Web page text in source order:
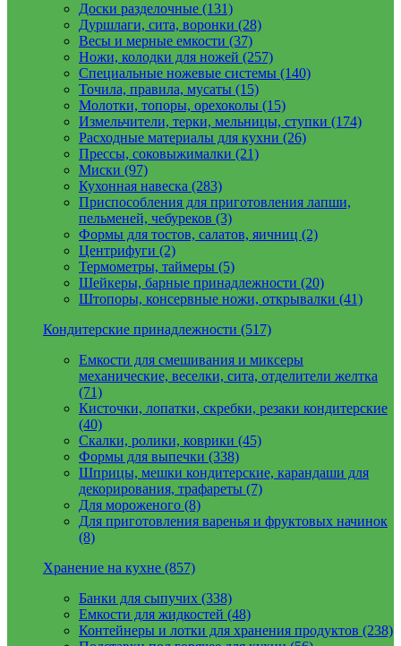
Доски разделочные (131)
Дуршлаги, сита, воронки (28)
Весы и мерные емкости (37)
Ножи, колодки для ножей (257)
Специальные ножевые системы (140)
Точила, правила, мусаты (15)
Молотки, топоры, орехоколы (15)
Измельчители, терки, мельницы, ступки (174)
Расходные материалы для кухни (26)
Прессы, соковыжималки (21)
Миски (97)
Кухонная навеска (283)
Приспособления для приготовления лапши,
пельменей, чебуреков (3)
Формы для тостов, салатов, яичниц (2)
Центрифуги (2)
Термометры, таймеры (5)
Шейкеры, барные принадлежности (20)
Штопоры, консервные ножи, открывалки (41)
Кондитерские принадлежности (517)
Емкости для смешивания и миксеры
механические, веселки, сита, отделители желтка
(71)
Кисточки, лопатки, скребки, резаки кондитерские
(40)
Скалки, ролики, коврики (45)
Формы для выпечки (338)
Шприцы, мешки кондитерские, карандаши для
декорирования, трафареты (7)
Для мороженого (8)
Для приготовления варенья и фруктовых начинок
(8)
Хранение на кухне (857)
Банки для сыпучих (338)
Емкости для жидкостей (48)
Контейнеры и лотки для хранения продуктов (238)